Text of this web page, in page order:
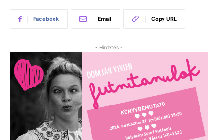
Facebook Email Copy URL
- Hirdetés -